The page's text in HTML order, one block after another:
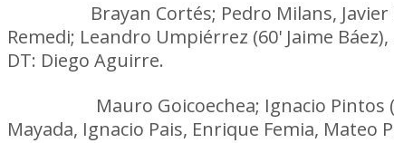
Brayan Cortés; Pedro Milans,
Remedi; Leandro Umpiérrez (60' Jaime
DT: Diego Aguirre.
Mauro Goicoechea; Ignacio Pintos
Mayada, Ignacio Pais, Enrique Femia, Mateo